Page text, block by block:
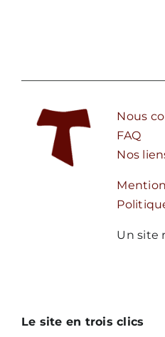
Le site en trois clics
Nous
FAQ
Nos
Un site